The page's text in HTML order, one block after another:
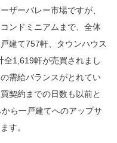
ザーバレー市場ですが、
ンドミニアムまで、全体
建て757軒、タウンハウス
1,619軒が売買されまし
需給バランスがとれてい
契約までの日数も以前と
ら一戸建てへのアップサ
す。